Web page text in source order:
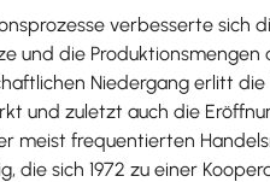
verbesserte sich
und die
Niedergang erlitt
und zuletzt auch die
meist frequentierten
sich 1972 zu einer